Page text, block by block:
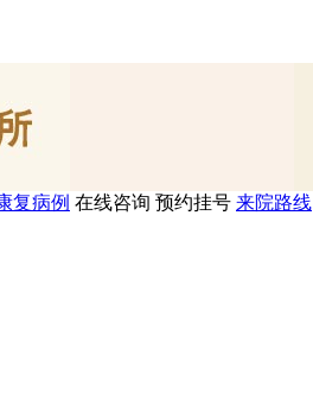
复病例 在线咨询 预约挂号 来院路线